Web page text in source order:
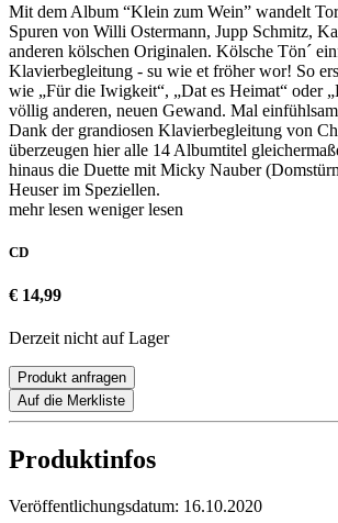
Mit dem Album “Klein zum Wein” wandelt
Spuren von Willi Ostermann, Jupp Schmitz,
anderen kölschen Originalen. Kölsche Tön´
Klavierbegleitung - su wie et fröher wor! So
wie „Für die Iwigkeit“, „Dat es Heimat“ oder
völlig anderen, neuen Gewand. Mal
Dank der grandiosen Klavierbegleitung von
überzeugen hier alle 14 Albumtitel
hinaus die Duette mit Micky Nauber
Heuser im Speziellen.
mehr lesen weniger lesen
CD
€ 14,99
Derzeit nicht auf Lager
Produkt anfragen
Auf die Merkliste
Produktinfos
Veröffentlichungsdatum: 16.10.2020